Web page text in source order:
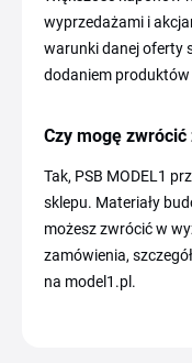
wyprzedażami i
warunki danej oferty
dodaniem produktów
Czy mogę
Tak, PSB MODEL1
sklepu. Materiały
możesz zwrócić w
zamówienia,
na model1.pl.